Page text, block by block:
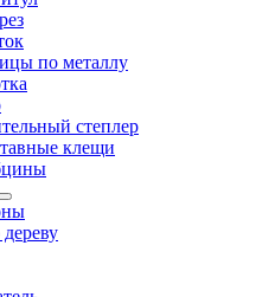
по металлу
степлер
клещи